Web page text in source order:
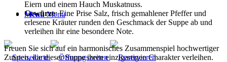
Menü Menü
Eiern und einem Hauch Muskatnuss.
Gewürze: Eine Prise Salz, frisch gemahlener Pfeffer und
erlesene Kräuter runden den Geschmack der Suppe ab und
verleihen ihr eine besondere Note.
Freuen Sie sich auf ein harmonisches Zusammenspiel hochwertiger
Zutaten, die dieser Suppe ihren einzigartigen Charakter verleihen.